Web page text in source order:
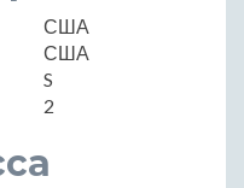
США
США
S
2